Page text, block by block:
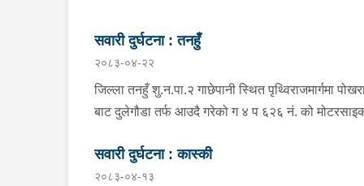
सवारी दुर्घटना : तनहुँ
२०८३-०४-२२
जिल्ला तनहुँ शु.न.पा.२ गाछेपानी स्थित पृथ्विराजमार्गमा
बाट दुलेगौडा तर्फ आउदै गरेको ग ४ प ६२६ नं. को
दुर्घटना हुँदा मोटरसाइकल चालक जिल्ला कास्की
बस्ने बर्ष ३९ को मन बहादुर पुन घाइते भइ उपचारको लागी तनहुँ
सवारी दुर्घटना : कास्की
२०८३-०४-१३